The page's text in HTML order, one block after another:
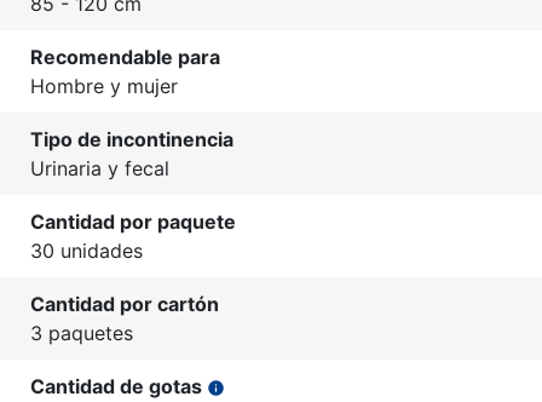
Recomendable para
Hombre y mujer
Tipo de incontinencia
Urinaria y fecal
Cantidad por paquete
30 unidades
Cantidad por cartón
3 paquetes
Cantidad de gotas info